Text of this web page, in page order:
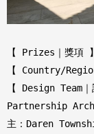
【 Prizes｜獎
【 Country/
【 Design Team
Partnership
主：Daren